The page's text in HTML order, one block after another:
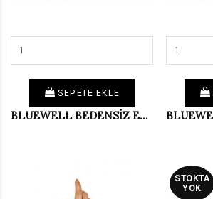
SEPETE EKLE
BLUEWELL BEDENSİZ EL BİLEK ATELİ BAŞP.DEST.SAĞ BD005
STOKTA
YOK